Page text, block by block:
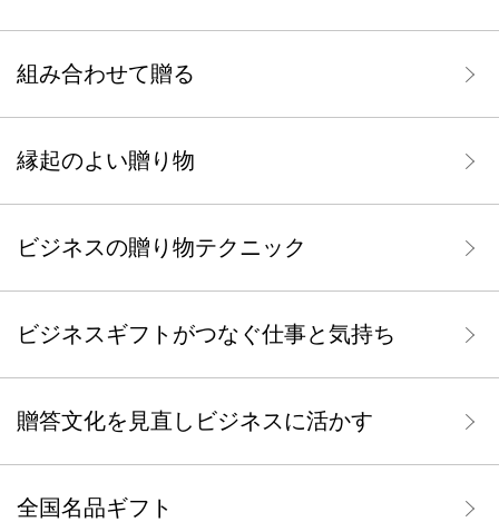
組み合わせて贈る
縁起のよい贈り物
ビジネスの贈り物テクニック
ビジネスギフトがつなぐ仕事と気持ち
贈答文化を見直しビジネスに活かす
全国名品ギフト